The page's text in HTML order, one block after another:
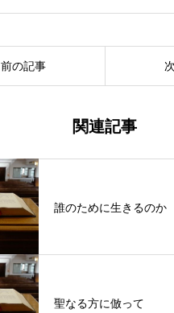
前の記事
関連記事
誰のために生きるのか
聖なる方に倣って